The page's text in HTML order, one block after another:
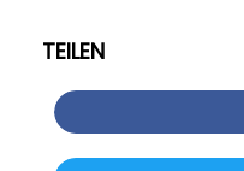
TEILEN